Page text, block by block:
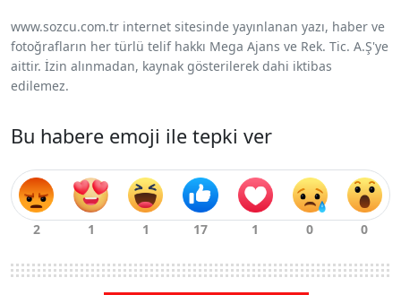
www.sozcu.com.tr internet sitesinde yayınlanan yazı, haber ve
fotoğrafların her türlü telif hakkı Mega Ajans ve Rek. Tic. A.Ş'ye
aittir. İzin alınmadan, kaynak gösterilerek dahi iktibas
edilemez.
Bu habere emoji ile tepki ver